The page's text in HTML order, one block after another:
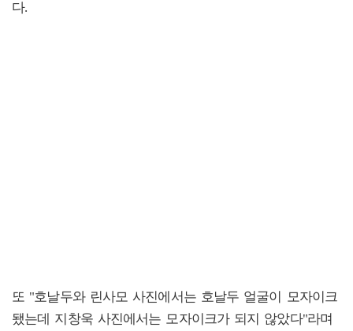
다.
또 "호날두와 린사모 사진에서는 호날두 얼굴이 모자이크
됐는데 지창욱 사진에서는 모자이크가 되지 않았다"라며